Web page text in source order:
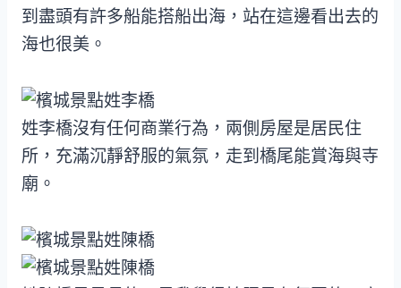
到盡頭有許多船能搭船出海，站在這邊看出去的
海也很美。
姓李橋沒有任何商業行為，兩側房屋是居民住
所，充滿沉靜舒服的氣氛，走到橋尾能賞海與寺
廟。